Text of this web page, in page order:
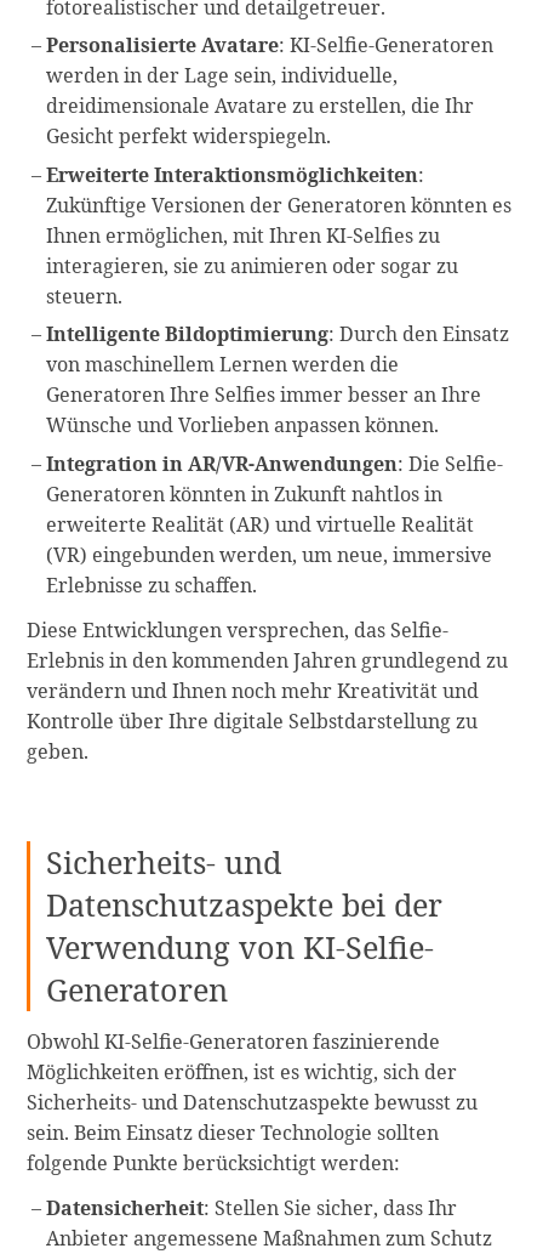
fotorealistischer und detailgetreuer.
Personalisierte Avatare: KI-Selfie-Generatoren
werden in der Lage sein, individuelle,
dreidimensionale Avatare zu erstellen, die Ihr
Gesicht perfekt widerspiegeln.
Erweiterte Interaktionsmöglichkeiten:
Zukünftige Versionen der Generatoren könnten es
Ihnen ermöglichen, mit Ihren KI-Selfies zu
interagieren, sie zu animieren oder sogar zu
steuern.
Intelligente Bildoptimierung: Durch den Einsatz
von maschinellem Lernen werden die
Generatoren Ihre Selfies immer besser an Ihre
Wünsche und Vorlieben anpassen können.
Integration in AR/VR-Anwendungen: Die Selfie-
Generatoren könnten in Zukunft nahtlos in
erweiterte Realität (AR) und virtuelle Realität
(VR) eingebunden werden, um neue, immersive
Erlebnisse zu schaffen.
Diese Entwicklungen versprechen, das Selfie-
Erlebnis in den kommenden Jahren grundlegend zu
verändern und Ihnen noch mehr Kreativität und
Kontrolle über Ihre digitale Selbstdarstellung zu
geben.
Sicherheits- und
Datenschutzaspekte bei der
Verwendung von KI-Selfie-
Generatoren
Obwohl KI-Selfie-Generatoren faszinierende
Möglichkeiten eröffnen, ist es wichtig, sich der
Sicherheits- und Datenschutzaspekte bewusst zu
sein. Beim Einsatz dieser Technologie sollten
folgende Punkte berücksichtigt werden:
Datensicherheit: Stellen Sie sicher, dass Ihr
Anbieter angemessene Maßnahmen zum Schutz